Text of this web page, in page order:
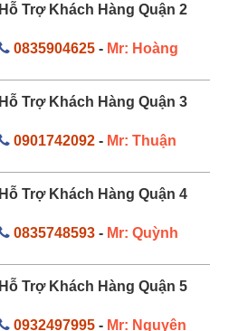
Hỗ Trợ Khách Hàng Quận 2
0835904625 - Mr: Hoàng
Hỗ Trợ Khách Hàng Quận 3
0901742092 - Mr: Thuận
Hỗ Trợ Khách Hàng Quận 4
0835748593 - Mr: Quỳnh
Hỗ Trợ Khách Hàng Quận 5
0932497995 - Mr: Nguyên